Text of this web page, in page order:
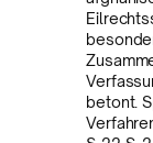
betont.